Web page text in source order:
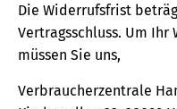
Die Widerrufsfrist
Vertragsschluss. Um Ihr
müssen Sie uns,
Verbraucherzentrale